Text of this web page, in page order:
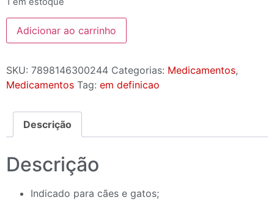
Adicionar ao carrinho
SKU: 7898146300244 Categorias: Medicamentos,
Medicamentos Tag: em definicao
Descrição
Descrição
Indicado para cães e gatos;